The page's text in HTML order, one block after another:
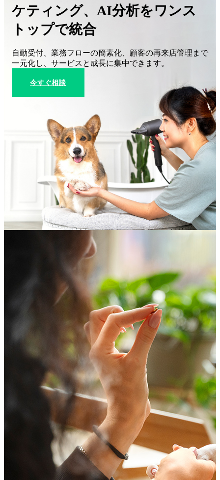
ケティング、AI分析をワンス
トップで統合
自動受付、業務フローの簡素化、顧客の再来店管理まで
一元化し、サービスと成長に集中できます。
今すぐ相談